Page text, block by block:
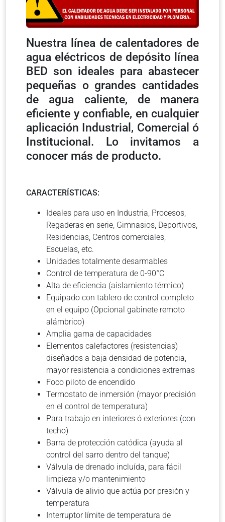
Nuestra línea de calentadores de
agua eléctricos de depósito línea
BED son ideales para abastecer
pequeñas o grandes cantidades
de agua caliente, de manera
eficiente y confiable, en cualquier
aplicación Industrial, Comercial ó
Institucional. Lo invitamos a
conocer más de producto.
CARACTERÍSTICAS:
Ideales para uso en Industria, Procesos,
Regaderas en serie, Gimnasios, Deportivos,
Residencias, Centros comerciales,
Escuelas, etc.
Unidades totalmente desarmables
Control de temperatura de 0-90°C
Alta de eficiencia (aislamiento térmico)
Equipado con tablero de control completo
en el equipo (Opcional gabinete remoto
alámbrico)
Amplia gama de capacidades
Elementos calefactores (resistencias)
diseñados a baja densidad de potencia,
mayor resistencia a condiciones extremas
Foco piloto de encendido
Termostato de inmersión (mayor precisión
en el control de temperatura)
Para trabajo en interiores ó exteriores (con
techo)
Barra de protección catódica (ayuda al
control del sarro dentro del tanque)
Válvula de drenado incluída, para fácil
limpieza y/o mantenimiento
Válvula de alivio que actúa por presión y
temperatura
Interruptor límite de temperatura de